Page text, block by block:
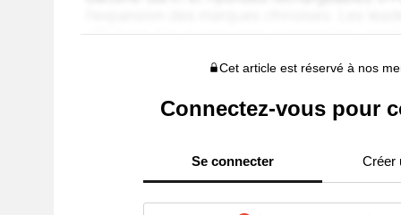
Cet article est réservé à nos
Connectez-vous pour
Se connecter Créer